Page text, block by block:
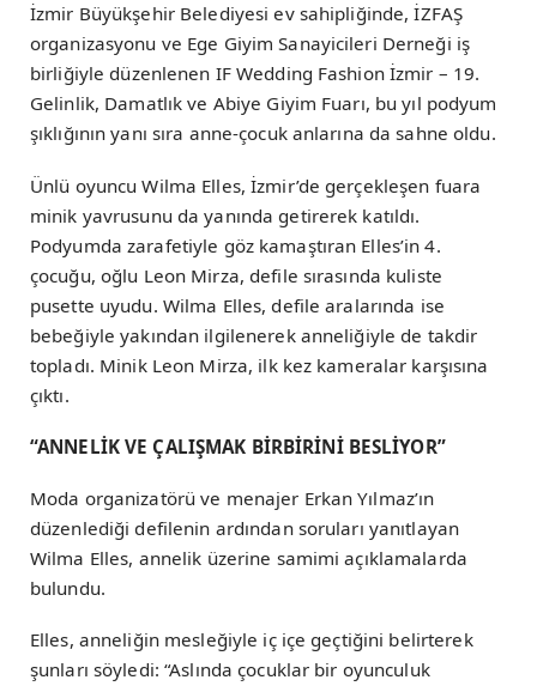
İzmir Büyükşehir Belediyesi ev sahipliğinde, İZFAŞ
organizasyonu ve Ege Giyim Sanayicileri Derneği iş
birliğiyle düzenlenen IF Wedding Fashion İzmir – 19.
Gelinlik, Damatlık ve Abiye Giyim Fuarı, bu yıl podyum
şıklığının yanı sıra anne-çocuk anlarına da sahne oldu.
Ünlü oyuncu Wilma Elles, İzmir’de gerçekleşen fuara
minik yavrusunu da yanında getirerek katıldı.
Podyumda zarafetiyle göz kamaştıran Elles’in 4.
çocuğu, oğlu Leon Mirza, defile sırasında kuliste
pusette uyudu. Wilma Elles, defile aralarında ise
bebeğiyle yakından ilgilenerek anneliğiyle de takdir
topladı. Minik Leon Mirza, ilk kez kameralar karşısına
çıktı.
“ANNELİK VE ÇALIŞMAK BİRBİRİNİ BESLİYOR”
Moda organizatörü ve menajer Erkan Yılmaz’ın
düzenlediği defilenin ardından soruları yanıtlayan
Wilma Elles, annelik üzerine samimi açıklamalarda
bulundu.
Elles, anneliğin mesleğiyle iç içe geçtiğini belirterek
şunları söyledi: “Aslında çocuklar bir oyunculuk